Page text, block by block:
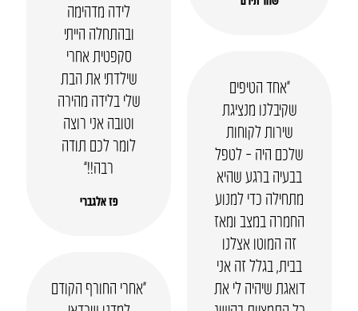
לידה מדהימה
ובהתחלה הייתי
סקפטית אחרי
שילדתי את הבת
שלי בלידה מהירה
וטובה אני רוצה
לומר לכם תודה
רבה!!”
פז אלגברי
“אחד הטיפים
שקיבלנו מנציגת
שירות לקוחות
שלכם היה – לטפל
בבעיה ברגע שהיא
מתחילה כדי למנוע
החמרה במצב ומאז
זה המוטו אצלנו
בבית, בגלל זה אני
דואגת שיהיה לי את
“אחרי החורף הקודם